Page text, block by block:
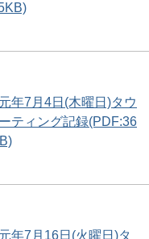
年7月4日(木曜日)タウ
ティング記録(PDF:36
年7月16日(火曜日)タ